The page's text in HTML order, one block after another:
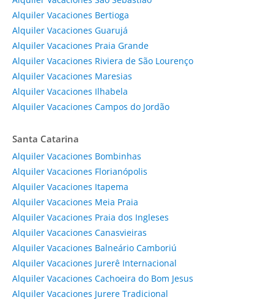
Alquiler Vacaciones Bertioga
Alquiler Vacaciones Guarujá
Alquiler Vacaciones Praia Grande
Alquiler Vacaciones Riviera de São Lourenço
Alquiler Vacaciones Maresias
Alquiler Vacaciones Ilhabela
Alquiler Vacaciones Campos do Jordão
Santa Catarina
Alquiler Vacaciones Bombinhas
Alquiler Vacaciones Florianópolis
Alquiler Vacaciones Itapema
Alquiler Vacaciones Meia Praia
Alquiler Vacaciones Praia dos Ingleses
Alquiler Vacaciones Canasvieiras
Alquiler Vacaciones Balneário Camboriú
Alquiler Vacaciones Jurerê Internacional
Alquiler Vacaciones Cachoeira do Bom Jesus
Alquiler Vacaciones Jurere Tradicional